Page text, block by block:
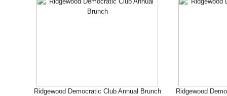
Ridgewood Democratic Club Annual Brunch Ridgewood